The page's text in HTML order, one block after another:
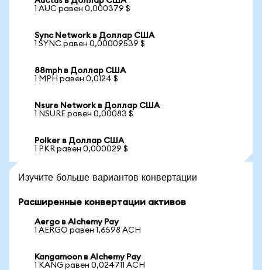
1 AUC равен 0,000379 $
Sync Network в Доллар США
1 SYNC равен 0,00009539 $
88mph в Доллар США
1 MPH равен 0,0124 $
Nsure Network в Доллар США
1 NSURE равен 0,00083 $
Polker в Доллар США
1 PKR равен 0,000029 $
Изучите больше вариантов конвертации
Расширенные конвертации активов
Aergo в Alchemy Pay
1 AERGO равен 1,6598 ACH
Kangamoon в Alchemy Pay
1 KANG равен 0,024711 ACH